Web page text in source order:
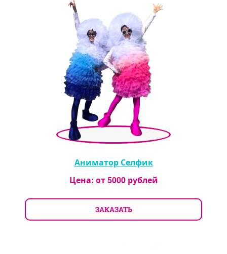
Аниматор Селфик
Цена: от5000рублей
ЗАКАЗАТЬ